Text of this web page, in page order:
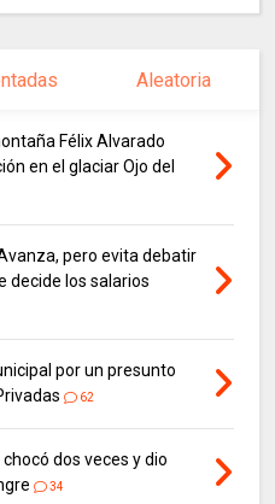
Aleatoria
Félix Alvarado
en el glaciar Ojo del
pero evita debatir
decide los salarios
por un presunto
62
dos veces y dio
34